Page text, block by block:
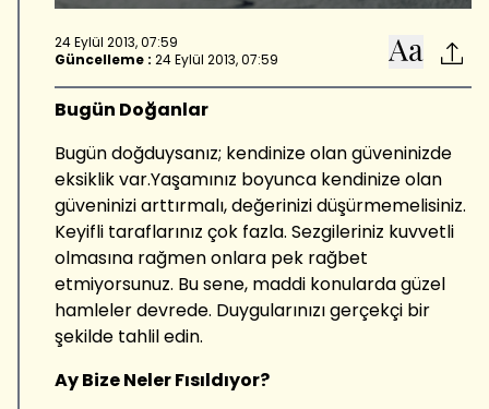
24 Eylül 2013, 07:59
Güncelleme : 24 Eylül 2013, 07:59
Bugün Doğanlar
Bugün doğduysanız; kendinize olan güveninizde
eksiklik var.Yaşamınız boyunca kendinize olan
güveninizi arttırmalı, değerinizi düşürmemelisiniz.
Keyifli taraflarınız çok fazla. Sezgileriniz kuvvetli
olmasına rağmen onlara pek rağbet
etmiyorsunuz. Bu sene, maddi konularda güzel
hamleler devrede. Duygularınızı gerçekçi bir
şekilde tahlil edin.
Ay Bize Neler Fısıldıyor?